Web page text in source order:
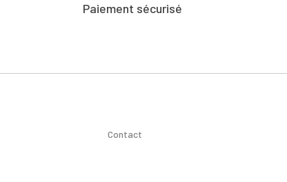
Paiement sécurisé
Contact